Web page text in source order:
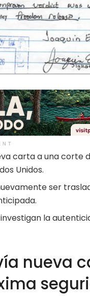
carta a una corte
Unidos.
ser
la
nueva